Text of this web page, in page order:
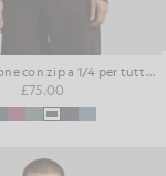
Felpa in cotone con zip a 1/4 per tutti i giorni
£75.00